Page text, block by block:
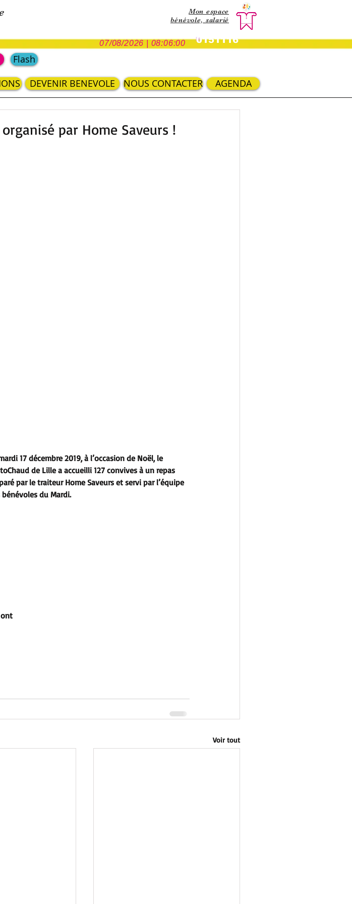
Flash
Mon espace
bénévole, salarié
0151116
07/08/2026 | 08:06:00
DEVENIR BENEVOLE AGENDA
NOUS CONTACTER
par Home Saveurs !
17 décembre 2019, à l’occasion de Noël, le
de Lille a accueilli 127 convives à un repas
par le traiteur Home Saveurs et servi par l’équipe
bénévoles du Mardi.
ont
Voir tout